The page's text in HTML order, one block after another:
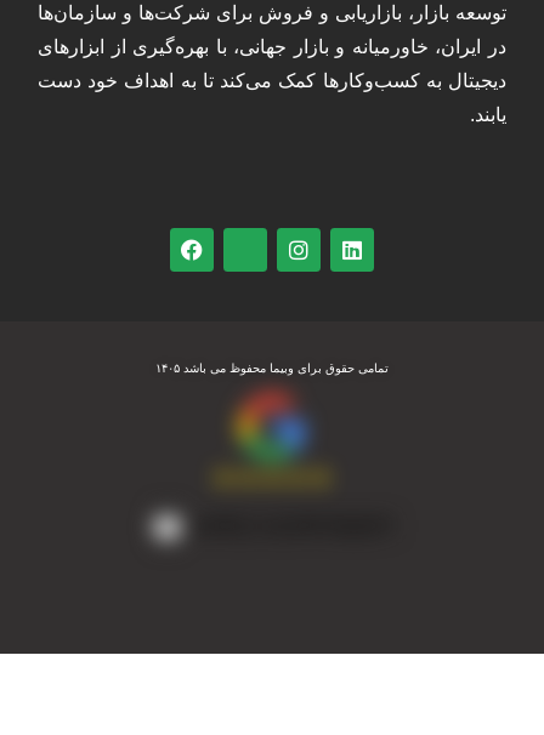
توسعه بازار، بازاریابی و فروش برای شرکت‌ها و سازمان‌ها
در ایران، خاورمیانه و بازار جهانی، با بهره‌گیری از ابزارهای
دیجیتال به کسب‌وکارها کمک می‌کند تا به اهداف خود دست
یابند.
تمامی حقوق برای وبیما محفوظ می باشد ۱۴۰۵